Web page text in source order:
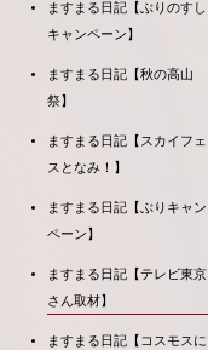
ますまる日記【ぶりのすし
キャンペーン】
ますまる日記【秋の高山
祭】
ますまる日記【スカイフェ
スとなみ！】
ますまる日記【ぶりキャン
ペーン】
ますまる日記【テレビ東京
さん取材】
ますまる日記【コスモスに